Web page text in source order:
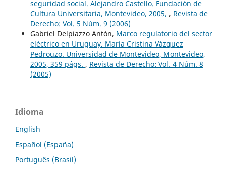
seguridad social. Alejandro Castello. Fundación de
Cultura Universitaria, Montevideo, 2005, , Revista de
Derecho: Vol. 5 Núm. 9 (2006)
Gabriel Delpiazzo Antón, Marco regulatorio del sector
eléctrico en Uruguay. María Cristina Vázquez
Pedrouzo. Universidad de Montevideo, Montevideo,
2005, 359 págs. , Revista de Derecho: Vol. 4 Núm. 8
(2005)
Idioma
English
Español (España)
Português (Brasil)